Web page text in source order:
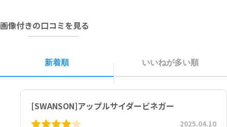
薬剤を服用中の方、治療中の方は、本品使用前に必ず医師にご相談く
ださい。
物繊維）、ステアリン酸Ｍｇ
画像付きの口コミを見る
新着順 いいねが多い順
[SWANSON]アップルサイダービネガー
2025.04.10